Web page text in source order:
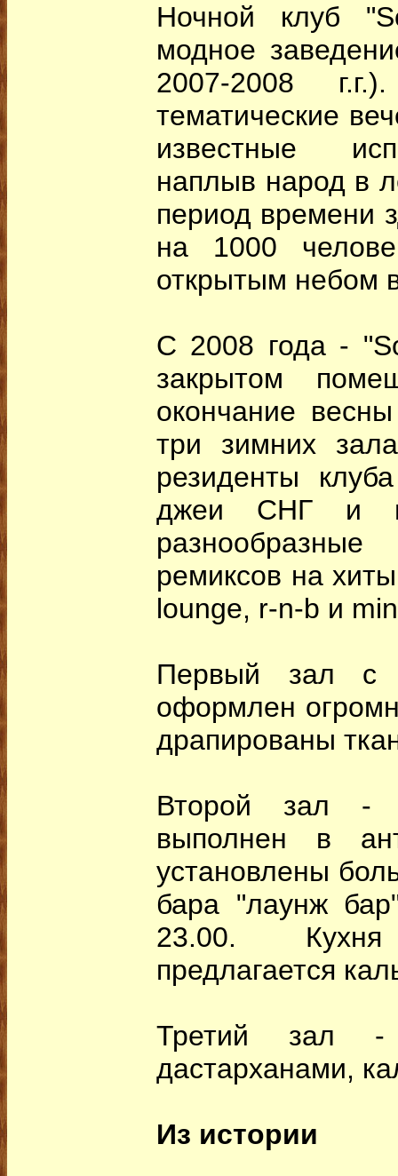
Ночной клуб
модное
2007-2008
тематические
известные
наплыв народ в
период времени
на 1000
открытым небом
С 2008 года -
закрытом
окончание
три зимних
резиденты
джеи СНГ и
ремиксов на
lounge, r-n-b и
Первый зал с
оформлен
драпированы
Второй зал -
выполнен в
установлены
бара "лаунж
23.00.
предлагается
Третий зал
дастарханами,
Из истории